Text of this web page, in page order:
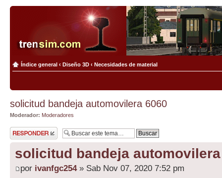
Índice general ‹ Diseño 3D ‹ Necesidades de material
solicitud bandeja automovilera 6060
Moderador: Moderadores
Publicar una
respuesta
solicitud bandeja
por ivanfgc254» Sab Nov 07, 2020 7:52 pm